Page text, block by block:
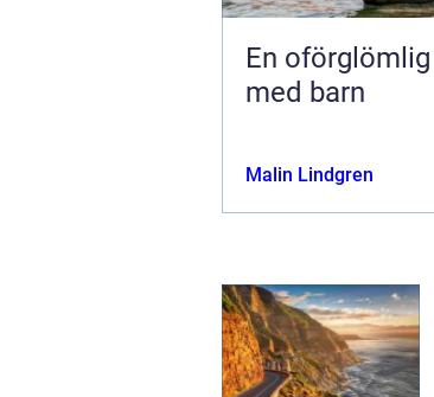
En
med barn
Malin Lindgren